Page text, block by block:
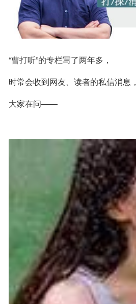
“曹打听”的专栏写了两年多，
时常会收到网友、读者的私信消息，
大家在问——